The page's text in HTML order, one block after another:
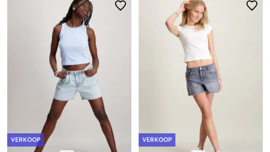
VERKOOP VERKOOP